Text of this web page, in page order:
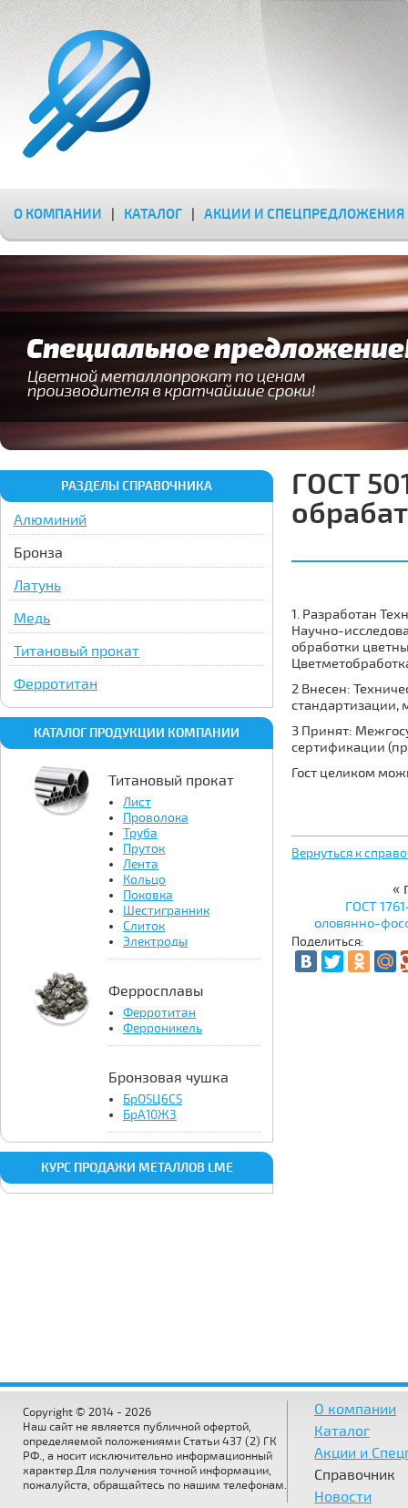
О КОМПАНИИ | КАТАЛОГ | АКЦИИ И СПЕЦПРЕДЛОЖЕНИЯ
РАЗДЕЛЫ СПРАВОЧНИКА
Алюминий
Бронза
Латунь
Медь
Титановый прокат
Ферротитан
КАТАЛОГ ПРОДУКЦИИ КОМПАНИИ
Титановый прокат
Лист
Проволока
Труба
Пруток
Лента
Кольцо
Поковка
Шестигранник
Слиток
Электроды
Ферросплавы
Ферротитан
Ферроникель
Бронзовая чушка
БрО5Ц6С5
БрА10Ж3
КУРС ПРОДАЖИ МЕТАЛЛОВ LME
ГОСТ
1. Разработан
Научно-
обработки
2 Внесен:
стандартизации,
3 Принят:
сертификации
Гост целиком
Вернуться к
«
ГОСТ
оловянно-
цинковой
Поделиться:
Copyright © 2014 - 2026
Наш сайт не является публичной офертой,
определяемой положениями Статьи 437 (2) ГК
РФ., а носит исключительно информационный
характер.Для получения точной информации,
пожалуйста, обращайтесь по нашим телефонам.
О компании
Каталог
Акции и
Справочник
Новости